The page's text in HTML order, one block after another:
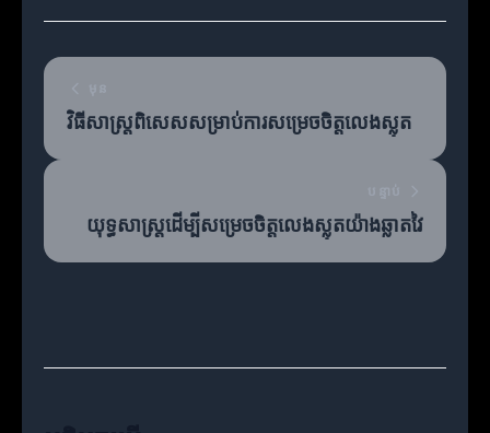
វិធីសាស្ត្រពិសេសសម្រាប់ការសម្រេចចិត្តលេងស្លុត
យុទ្ធសាស្ត្រដើម្បីសម្រេចចិត្តលេងស្លុតយ៉ាងឆ្លាតវៃ